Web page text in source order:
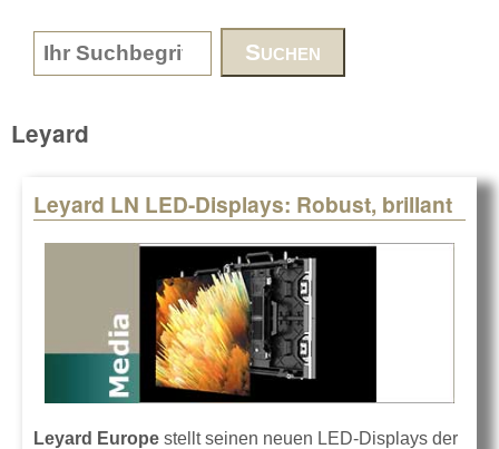
www.DieReferenz.de
Search form
Leyard
Leyard LN LED-Displays: Robust, brillant
Leyard Europe stellt seinen neuen LED-Displays der